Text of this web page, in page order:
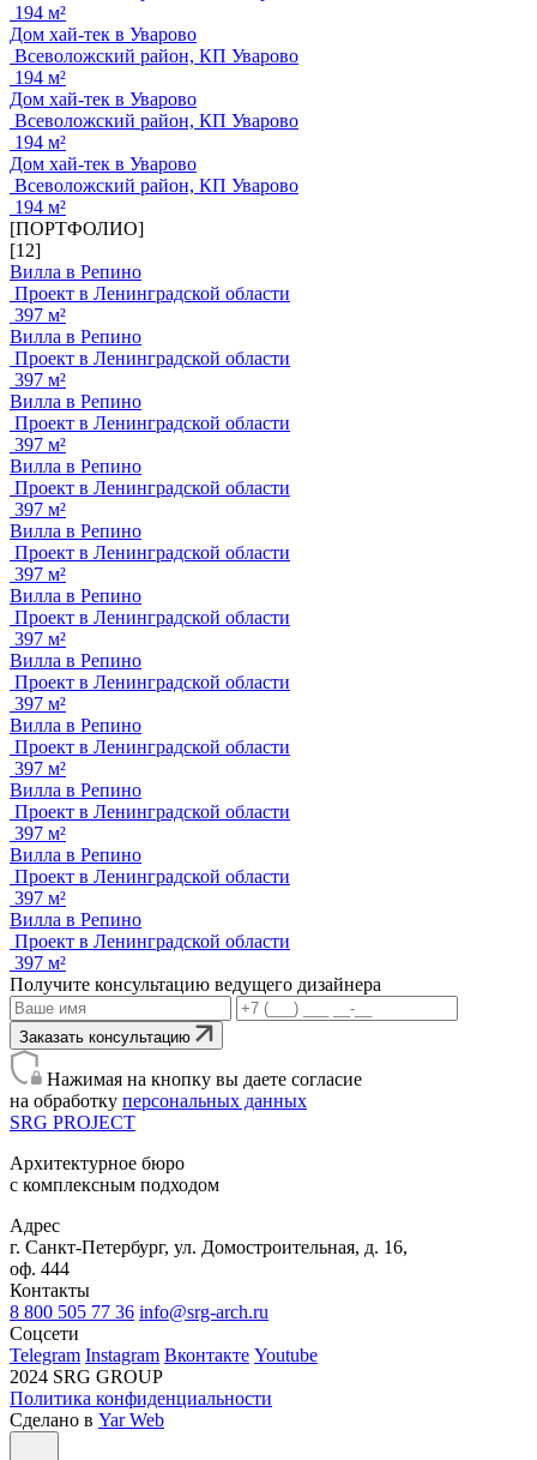
194 м²
Дом хай-тек в Уварово
Всеволожский район, КП Уварово
194 м²
Дом хай-тек в Уварово
Всеволожский район, КП Уварово
194 м²
Дом хай-тек в Уварово
Всеволожский район, КП Уварово
194 м²
[ПОРТФОЛИО]
[12]
Вилла в Репино
Проект в Ленинградской области
397 м²
Вилла в Репино
Проект в Ленинградской области
397 м²
Вилла в Репино
Проект в Ленинградской области
397 м²
Вилла в Репино
Проект в Ленинградской области
397 м²
Вилла в Репино
Проект в Ленинградской области
397 м²
Вилла в Репино
Проект в Ленинградской области
397 м²
Вилла в Репино
Проект в Ленинградской области
397 м²
Вилла в Репино
Проект в Ленинградской области
397 м²
Вилла в Репино
Проект в Ленинградской области
397 м²
Вилла в Репино
Проект в Ленинградской области
397 м²
Вилла в Репино
Проект в Ленинградской области
397 м²
Получите консультацию ведущего дизайнера
Заказать консультацию
Нажимая на кнопку вы даете согласие
на обработку персональных данных
SRG PROJECT
Архитектурное бюро
с комплексным подходом
Адрес
г. Санкт-Петербург, ул. Домостроительная, д. 16,
оф. 444
Контакты
8 800 505 77 36 info@srg-arch.ru
Соцсети
Telegram Instagram Вконтакте Youtube
2024 SRG GROUP
Политика конфиденциальности
Сделано в Yar Web